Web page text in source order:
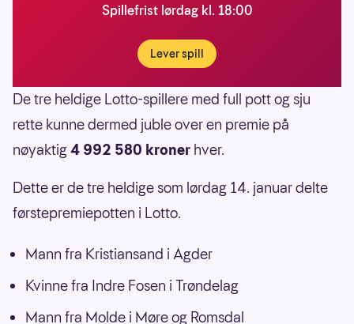
Spillefrist lørdag kl. 18:00
Lever spill
De tre heldige Lotto-spillere med full pott og sju
rette kunne dermed juble over en premie på
nøyaktig 4 992 580 kroner hver.
Dette er de tre heldige som lørdag 14. januar delte
førstepremiepotten i Lotto.
Mann fra Kristiansand i Agder
Kvinne fra Indre Fosen i Trøndelag
Mann fra Molde i Møre og Romsdal